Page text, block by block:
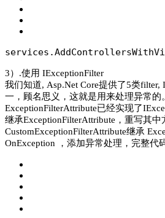
3）.使用 IExceptionFilter
我们知道, Asp.Net Core提供了5类filter,
一，顾名思义，这就是用来处理异常的
ExceptionFilterAttribute已经实现了
继承ExceptionFilterAttribute，重写其
CustomExceptionFilterAttribute继承
OnException ，添加异常处理，完整代